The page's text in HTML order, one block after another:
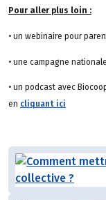
Pour aller plus loin :
• un webinaire pour
• une campagne
• un podcast avec
en cliquant ici